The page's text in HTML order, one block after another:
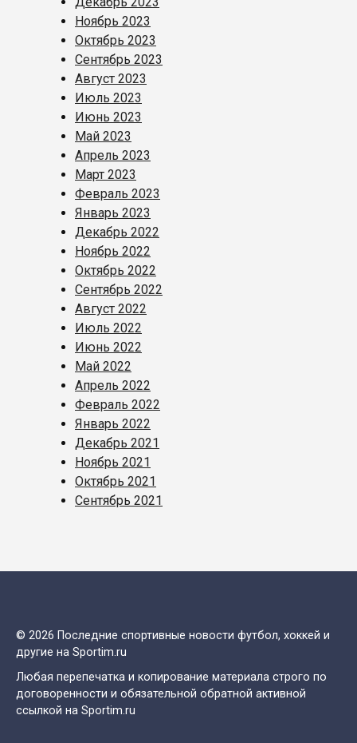
Ноябрь 2023
Октябрь 2023
Сентябрь 2023
Август 2023
Июль 2023
Июнь 2023
Май 2023
Апрель 2023
Март 2023
Февраль 2023
Январь 2023
Декабрь 2022
Ноябрь 2022
Октябрь 2022
Сентябрь 2022
Август 2022
Июль 2022
Июнь 2022
Май 2022
Апрель 2022
Февраль 2022
Январь 2022
Декабрь 2021
Ноябрь 2021
Октябрь 2021
Сентябрь 2021
© 2026 Последние спортивные новости футбол, хоккей и
другие на Sportim.ru
Любая перепечатка и копирование материала строго по
договоренности и обязательной обратной активной
ссылкой на Sportim.ru